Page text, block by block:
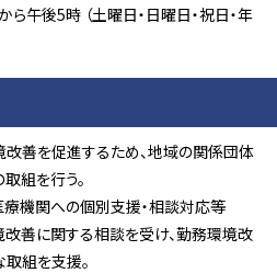
午後5時 （土曜日・日曜日・祝日・年
善を促進するため、地域の関係団体
組を行う。
機関への個別支援・相談対応等
善に関する相談を受け、勤務環境改
組を支援。